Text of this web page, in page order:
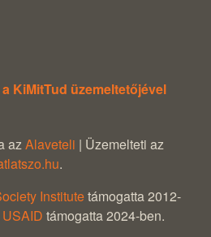
KiMitTud üzemeltetőjével
azAlaveteli | Üzemelteti az
.
Institutetámogatta 2012-
USAID támogatta 2024-ben.